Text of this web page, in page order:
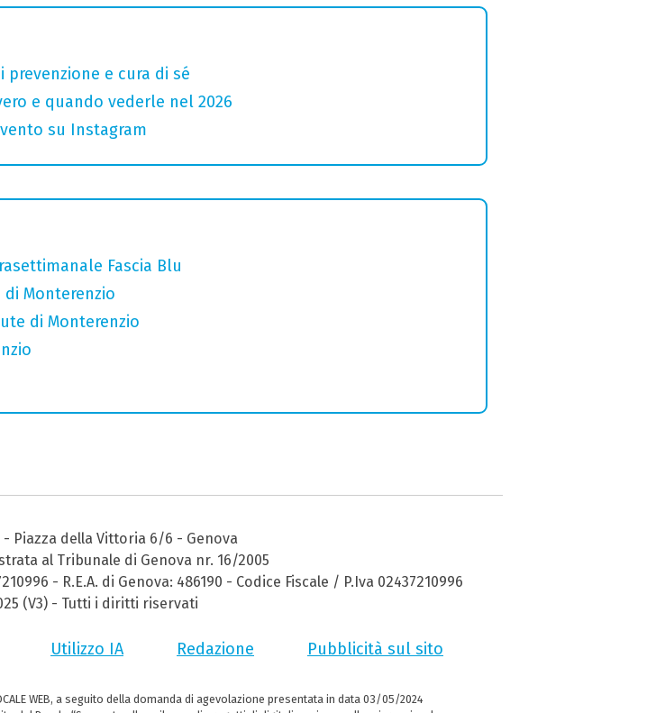
e cura di sé
e quando vederle nel 2026
su Instagram
Fascia Blu
Monterenzio
di Monterenzio
- Piazza della Vittoria 6/6 - Genova
al Tribunale di Genova nr. 16/2005
- R.E.A. di Genova: 486190 - Codice Fiscale / P.Iva 02437210996
(V3) - Tutti i diritti riservati
Utilizzo IA Redazione Pubblicità sul sito
WEB, a seguito della domanda di agevolazione presentata in data 03/05/2024